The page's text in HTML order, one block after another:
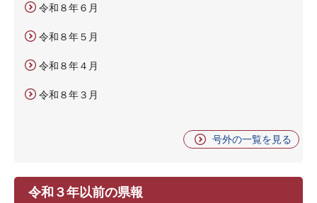
令和８年６月
令和８年５月
令和８年４月
令和８年３月
号外の一覧を見る
令和３年以前の県報